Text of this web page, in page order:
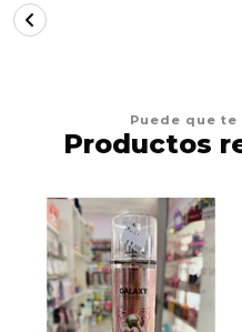
Puede que
Productos